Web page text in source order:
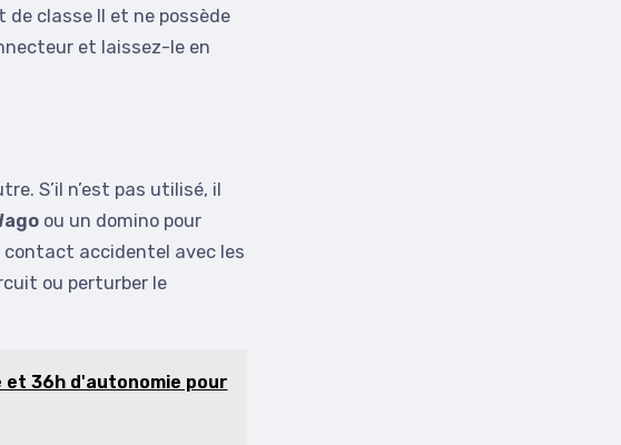
de classe II et ne possède
et laissez-le en
S’il n’est pas utilisé, il
ou un domino pour
accidentel avec les
ou perturber le
et 36h d'autonomie pour